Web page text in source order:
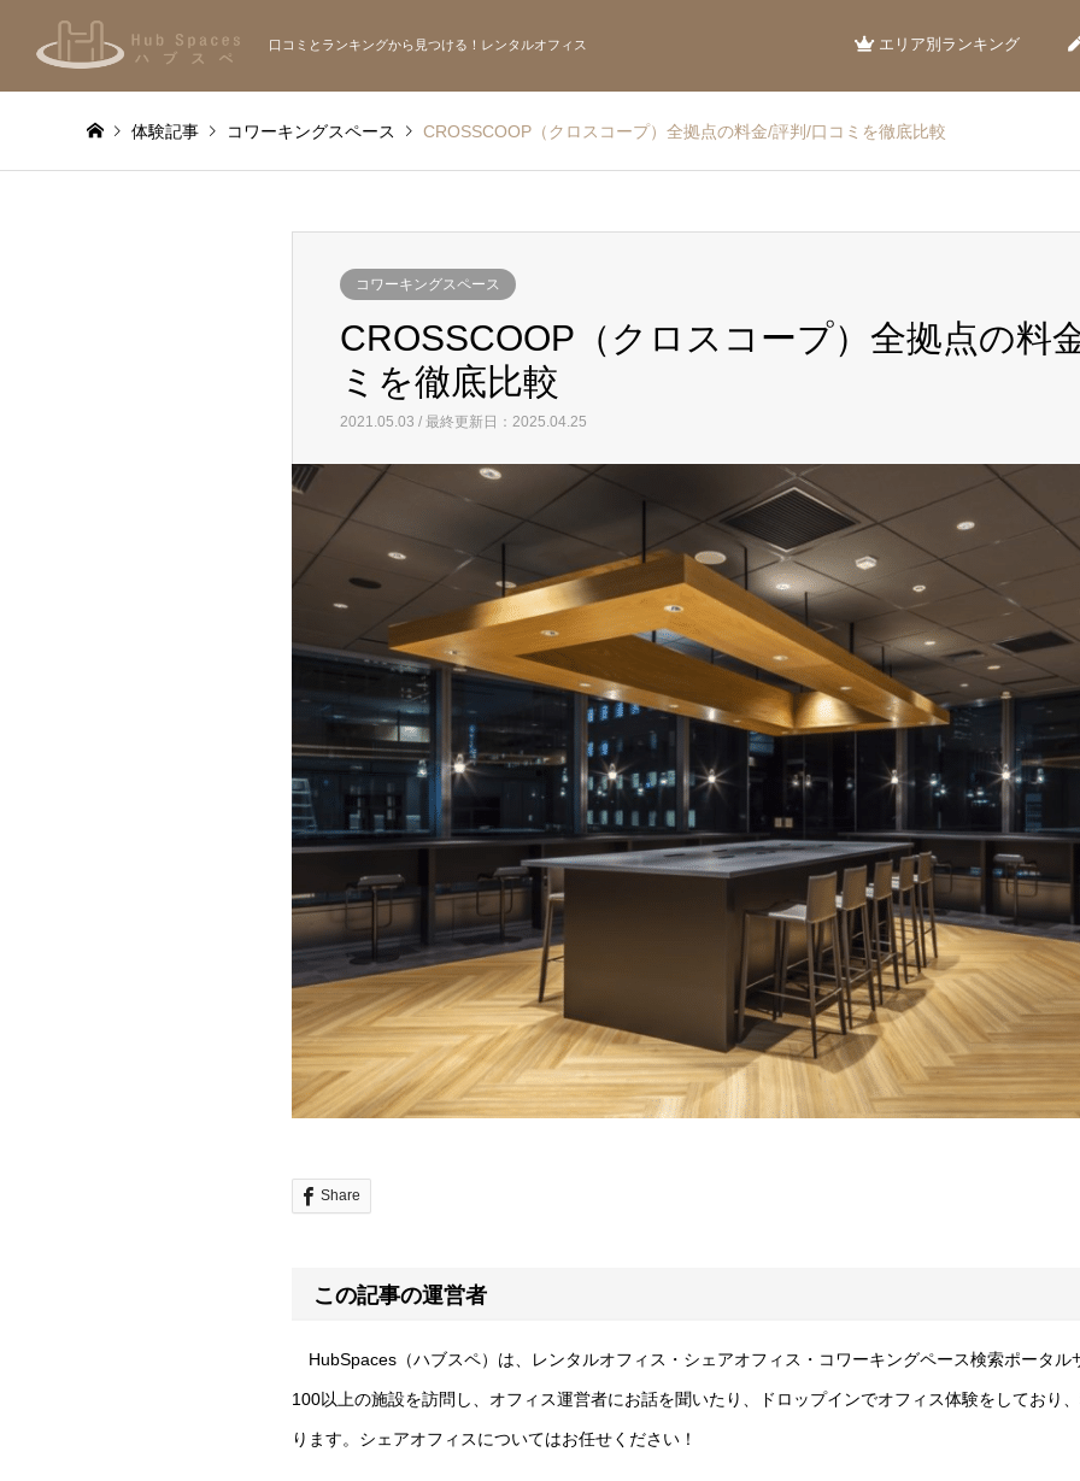
口コミとランキングから見つける！レンタルオフィス エリア別ランキング
体験記事 コワーキングスペース CROSSCOOP（クロスコープ）全拠点の料金/評判/口コミを徹底比較
コワーキングスペース
CROSSCOOP（クロスコープ）全拠点の料
ミを徹底比較
2021.05.03 / 最終更新日：2025.04.25
Share
この記事の運営者
HubSpaces（ハブスペ）は、レンタルオフィス・シェアオフィス・コワーキングペース検索ポータル
100以上の施設を訪問し、オフィス運営者にお話を聞いたり、ドロップインでオフィス体験をしており
ります。シェアオフィスについてはお任せください！